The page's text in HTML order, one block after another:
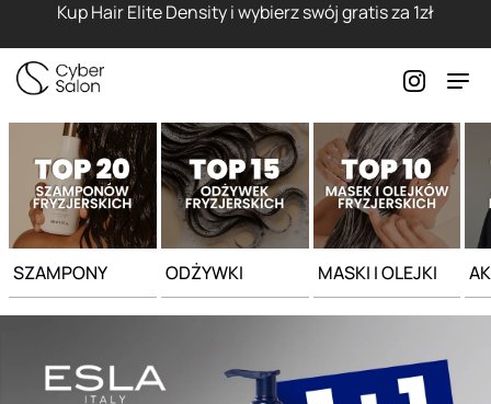
Kup Hair Elite Density i wybierz swój gratis za 1zł
SZAMPONY ODŻYWKI MASKI I OLEJKI
Strona główna - Cyber Salon